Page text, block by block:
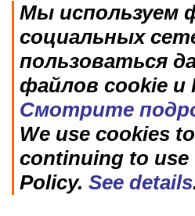
Мы используем
социальных
пользоваться
файлов cookie
Смотрите
We use cookies
continuing to use
Policy. See details